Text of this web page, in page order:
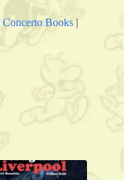
Concerto Books |